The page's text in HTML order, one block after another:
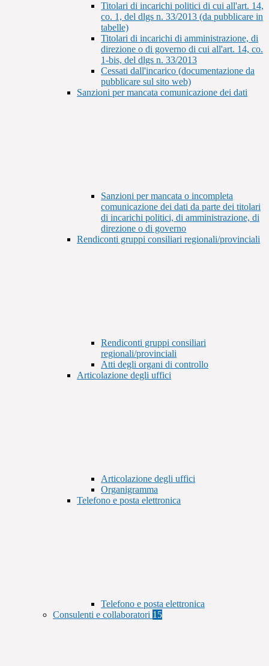
Titolari di incarichi politici di cui all'art. 14,
co. 1, del dlgs n. 33/2013 (da pubblicare in
tabelle)
Titolari di incarichi di amministrazione, di
direzione o di governo di cui all'art. 14, co.
1-bis, del dlgs n. 33/2013
Cessati dall'incarico (documentazione da
pubblicare sul sito web)
Sanzioni per mancata comunicazione dei dati
Sanzioni per mancata o incompleta
comunicazione dei dati da parte dei titolari
di incarichi politici, di amministrazione, di
direzione o di governo
Rendiconti gruppi consiliari regionali/provinciali
Rendiconti gruppi consiliari
regionali/provinciali
Atti degli organi di controllo
Articolazione degli uffici
Articolazione degli uffici
Organigramma
Telefono e posta elettronica
Telefono e posta elettronica
Consulenti e collaboratori 15